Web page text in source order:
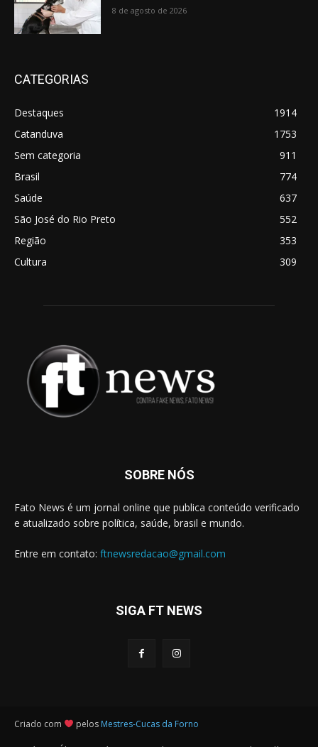
8 de agosto de 2026
CATEGORIAS
Destaques
1914
Catanduva
1753
Sem categoria
911
Brasil
774
Saúde
637
São José do Rio Preto
552
Região
353
Cultura
309
SOBRE NÓS
Fato News é um jornal online que publica conteúdo verificado
e atualizado sobre política, saúde, brasil e mundo.
Entre em contato: ftnewsredacao@gmail.com
SIGA FT NEWS
Criado com pelos Mestres-Cucas da Forno